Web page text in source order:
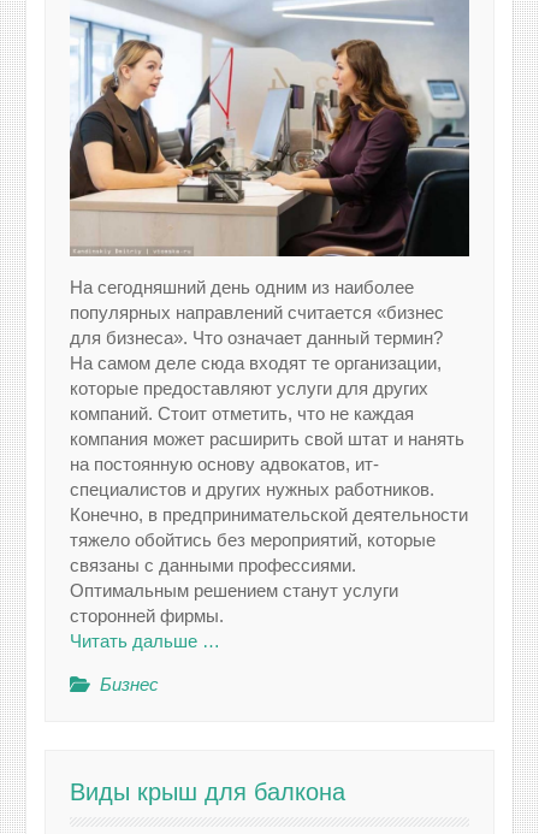
На сегодняшний день одним из наиболее
популярных направлений считается «бизнес
для бизнеса». Что означает данный термин?
На самом деле сюда входят те организации,
которые предоставляют услуги для других
компаний. Стоит отметить, что не каждая
компания может расширить свой штат и нанять
на постоянную основу адвокатов, ит-
специалистов и других нужных работников.
Конечно, в предпринимательской деятельности
тяжело обойтись без мероприятий, которые
связаны с данными профессиями.
Оптимальным решением станут услуги
сторонней фирмы.
Читать дальше …
Бизнес
Виды крыш для балкона